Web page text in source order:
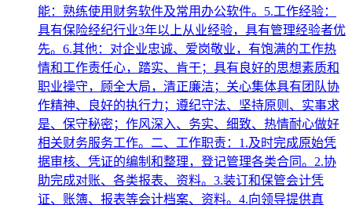
能：熟练使用财务软件及常用办公软件。5.工作经验：
具有保险经纪行业3年以上从业经验，具有管理经验者优
先。6.其他：对企业忠诚、爱岗敬业，有饱满的工作热
情和工作责任心，踏实、肯干；具有良好的思想素质和
职业操守，顾全大局，清正廉洁；关心集体具有团队协
作精神、良好的执行力；遵纪守法、坚持原则、实事求
是、保守秘密；作风深入、务实、细致、热情耐心做好
相关财务服务工作。二、工作职责：1.及时完成原始凭
据审核、凭证的编制和整理，登记管理各类合同。2.协
助完成对账、各类报表、资料。3.装订和保管会计凭
证、账簿、报表等会计档案、资料。4.向领导提供真